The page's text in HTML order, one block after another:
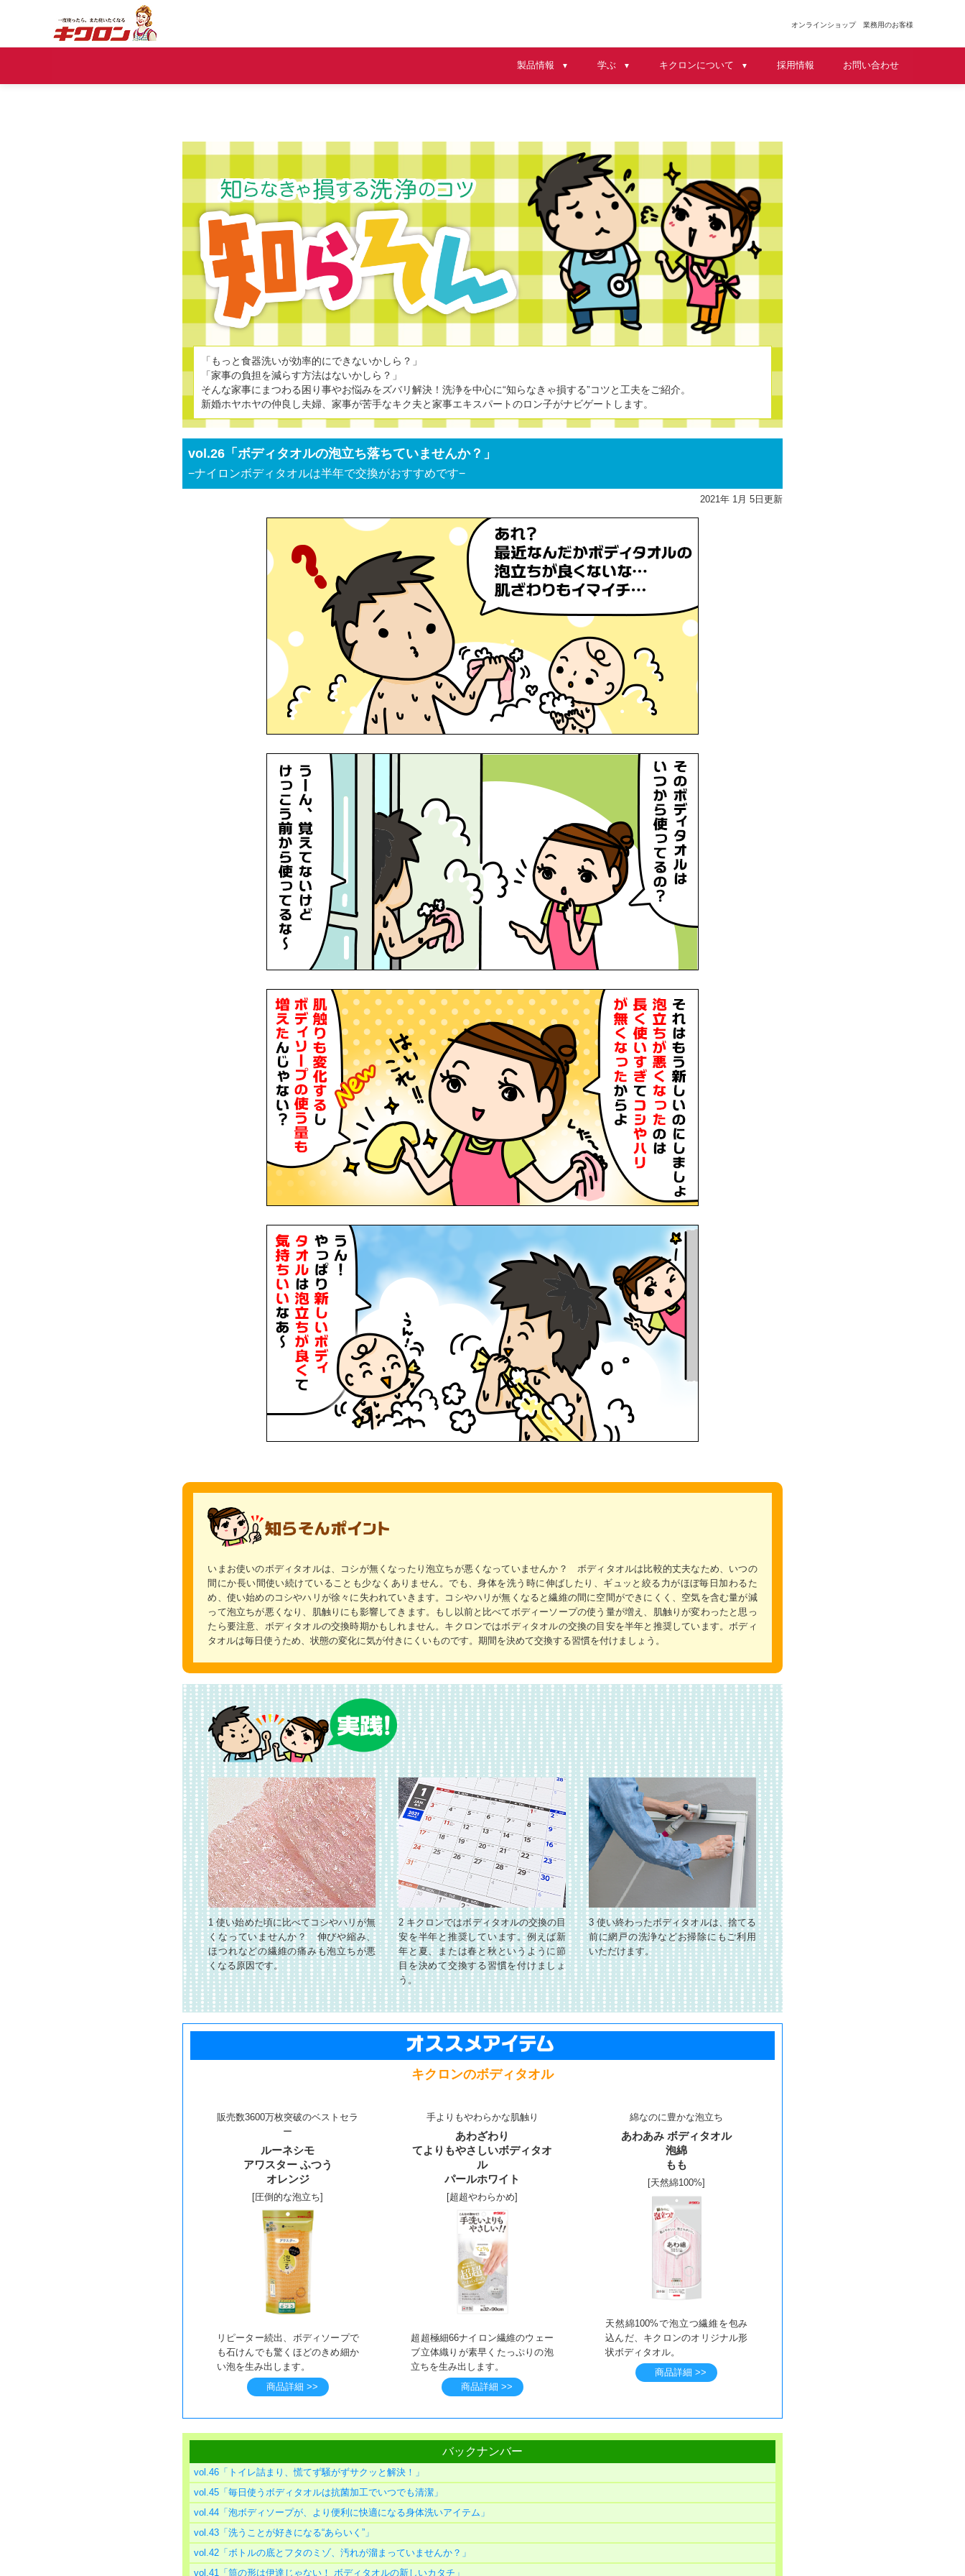
オンラインショップ 業務用のお客様
製品情報 ▼ 学ぶ ▼ キクロンについて ▼ 採用情報 お問い合わせ
「もっと食器洗いが効率的にできないかしら？」
「家事の負担を減らす方法はないかしら？」
そんな家事にまつわる困り事やお悩みをズバリ解決！洗浄を中心に“知らなきゃ損する”コツと工夫をご紹介。
新婚ホヤホヤの仲良し夫婦、家事が苦手なキク夫と家事エキスパートのロン子がナビゲートします。
vol.26「ボディタオルの泡立ち落ちていませんか？」
−ナイロンボディタオルは半年で交換がおすすめです−
2021年1月 5日更新
いまお使いのボディタオルは、コシが無くなったり泡立ちが悪くなっていませんか？ ボディタオルは比較的丈夫なため、いつの
間にか長い間使い続けていることも少なくありません。でも、身体を洗う時に伸ばしたり、ギュッと絞る力がほぼ毎日加わるた
め、使い始めのコシやハリが徐々に失われていきます。コシやハリが無くなると繊維の間に空間ができにくく、空気を含む量が減
って泡立ちが悪くなり、肌触りにも影響してきます。もし以前と比べてボディーソープの使う量が増え、肌触りが変わったと思っ
たら要注意、ボディタオルの交換時期かもしれません。キクロンではボディタオルの交換の目安を半年と推奨しています。ボディ
タオルは毎日使うため、状態の変化に気が付きにくいものです。期間を決めて交換する習慣を付けましょう。
1 使い始めた頃に比べてコシやハリが無
くなっていませんか？ 伸びや縮み、
ほつれなどの繊維の痛みも泡立ちが悪
くなる原因です。
2 キクロンではボディタオルの交換の目
安を半年と推奨しています。例えば新
年と夏、または春と秋というように節
目を決めて交換する習慣を付けましょ
う。
3 使い終わったボディタオルは、捨てる
前に網戸の洗浄などお掃除にもご利用
いただけます。
キクロンのボディタオル
販売数3600万枚突破のベストセラ
ー
ルーネシモ
アワスター ふつう
オレンジ
[圧倒的な泡立ち]
リピーター続出、ボディソープで
も石けんでも驚くほどのきめ細か
い泡を生み出します。
商品詳細 >>
手よりもやわらかな肌触り
あわざわり
てよりもやさしいボディタオ
ル
パールホワイト
[超超やわらかめ]
超超極細66ナイロン繊維のウェー
ブ立体織りが素早くたっぷりの泡
立ちを生み出します。
商品詳細 >>
綿なのに豊かな泡立ち
あわあみ ボディタオル
泡綿
もも
[天然綿100%]
天然綿100%で泡立つ繊維を包み
込んだ、キクロンのオリジナル形
状ボディタオル。
商品詳細 >>
バックナンバー
vol.46「トイレ詰まり、慌てず騒がずサクッと解決！」
vol.45「毎日使うボディタオルは抗菌加工でいつでも清潔」
vol.44「泡ボディソープが、より便利に快適になる身体洗いアイテム」
vol.43「洗うことが好きになる“あらいく”」
vol.42「ボトルの底とフタのミゾ、汚れが溜まっていませんか？」
vol.41「筒の形は伊達じゃない！ ボディタオルの新しいカタチ」